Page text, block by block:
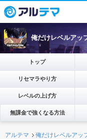
俺だけレベルアッ
トップ
リセマラやり方
レベルの上げ方
無課金で強くなる方法
アルテマ 俺だけレベルアッ